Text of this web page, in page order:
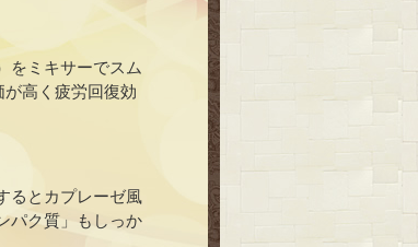
をミキサーでスム
高く疲労回復効
るとカプレーゼ風
パク質」もしっか